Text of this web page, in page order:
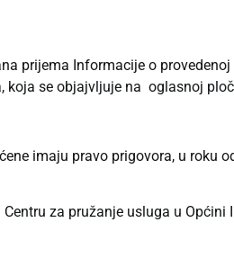
prijema Informacije o
koja se objajvljuje na oglasnoj
imaju pravo prigovora, u roku
za pružanje usluga u